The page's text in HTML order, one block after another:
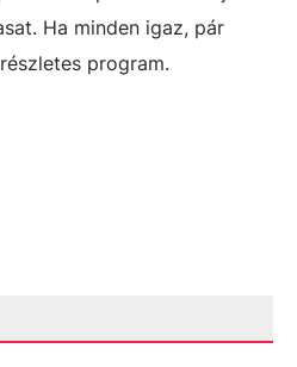
Ha minden igaz, pár
program.